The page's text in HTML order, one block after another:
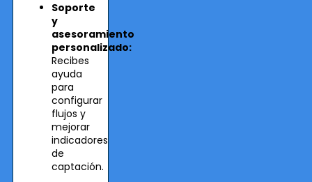
Soporte
y
asesoramiento
personalizado:
Recibes
ayuda
para
configurar
flujos y
mejorar
indicadores
de
captación.